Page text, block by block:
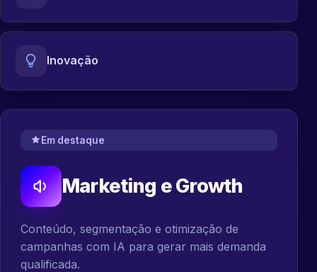
Inovação
Em destaque
Marketing e Growth
Conteúdo, segmentação e otimização de
campanhas com IA para gerar mais demanda
qualificada.